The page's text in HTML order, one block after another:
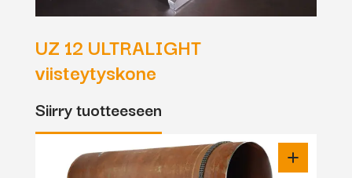
UZ 12 ULTRALIGHT
viisteytyskone
Siirry tuotteeseen